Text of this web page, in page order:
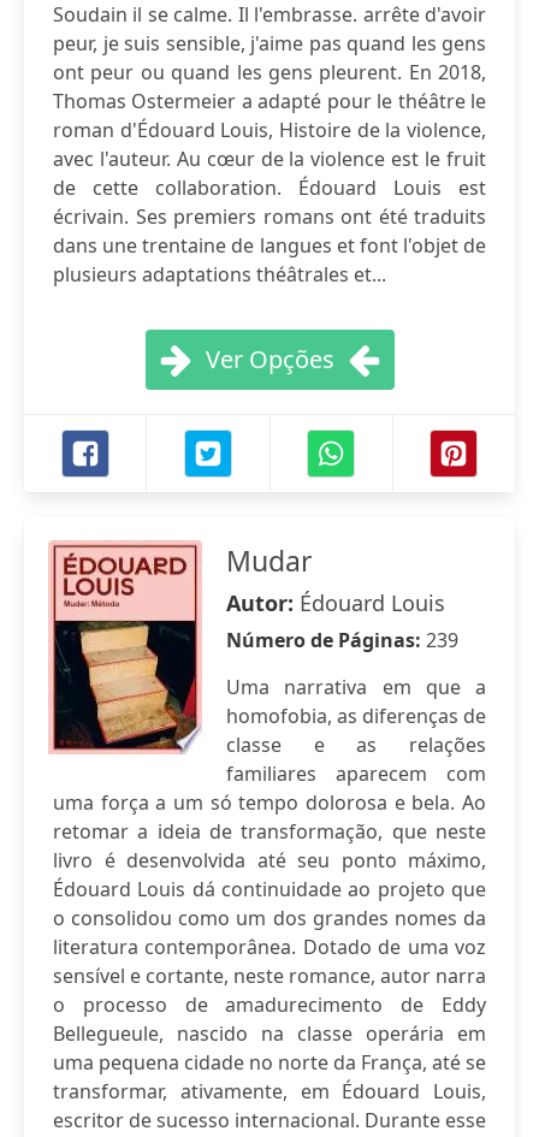
Soudain il se calme. Il l'embrasse. arrête d'avoir
peur, je suis sensible, j'aime pas quand les gens
ont peur ou quand les gens pleurent. En 2018,
Thomas Ostermeier a adapté pour le théâtre le
roman d'Édouard Louis, Histoire de la violence,
avec l'auteur. Au cœur de la violence est le fruit
de cette collaboration. Édouard Louis est
écrivain. Ses premiers romans ont été traduits
dans une trentaine de langues et font l'objet de
plusieurs adaptations théâtrales et...
Ver Opções
Mudar
Autor: Édouard Louis
Número de Páginas: 239
Uma narrativa em que a
homofobia, as diferenças de
classe e as relações
familiares aparecem com
uma força a um só tempo dolorosa e bela. Ao
retomar a ideia de transformação, que neste
livro é desenvolvida até seu ponto máximo,
Édouard Louis dá continuidade ao projeto que
o consolidou como um dos grandes nomes da
literatura contemporânea. Dotado de uma voz
sensível e cortante, neste romance, autor narra
o processo de amadurecimento de Eddy
Bellegueule, nascido na classe operária em
uma pequena cidade no norte da França, até se
transformar, ativamente, em Édouard Louis,
escritor de sucesso internacional. Durante esse